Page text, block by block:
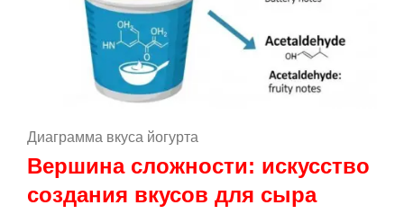
Диаграмма вкуса йогурта
Вершина сложности: искусство
создания вкусов для сыра